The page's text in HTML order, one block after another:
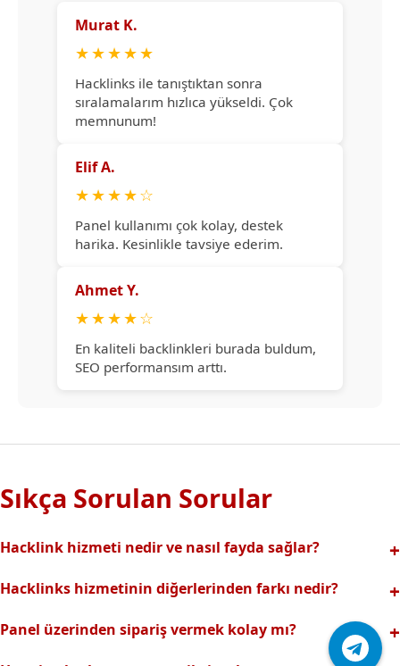
Murat K.
★★★★★
Hacklinks ile tanıştıktan sonra
sıralamalarım hızlıca yükseldi. Çok
memnunum!
Elif A.
★★★★☆
Panel kullanımı çok kolay, destek
harika. Kesinlikle tavsiye ederim.
Ahmet Y.
★★★★☆
En kaliteli backlinkleri burada buldum,
SEO performansım arttı.
Sıkça Sorulan Sorular
Hacklink hizmeti nedir ve nasıl fayda sağlar?
backlinklerle sitenizin arama motorlarındaki
sıralamalarınız hızlıca yükselir.
Hacklinks hizmetinin diğerlerinden farkı nedir?
riski olmadan, en kaliteli ve etkili backlinkler sunuyoruz.
Profesyonel ekibimizle hızlı destek sağlanır.Ayrıca Daha
Panel üzerinden sipariş vermek kolay mı?
Hacklinks paneli kullanıcı dostu arayüzüyle kolayca sipariş